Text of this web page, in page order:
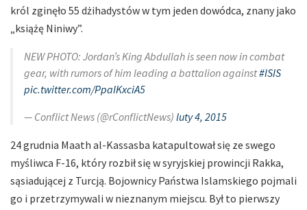
król zginęło 55 dżihadystów w tym jeden dowódca, znany jako
„książę Niniwy”.
NEW PHOTO: Jordan’s King Abdullah is seen now in combat
gear, with rumors of him leading a battalion against#ISIS
pic.twitter.com/PpaIKxciA5
— Conflict News (@rConflictNews) luty 4, 2015
24 grudnia Maath al-Kassasba katapultował się ze swego
myśliwca F-16, który rozbił się w syryjskiej prowincji Rakka,
sąsiadującej z Turcją. Bojownicy Państwa Islamskiego pojmali
go i przetrzymywali w nieznanym miejscu. Był to pierwszy